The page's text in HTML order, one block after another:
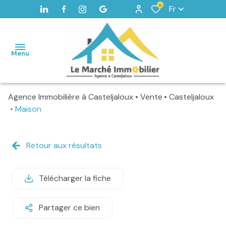
0 Fr
Menu
Accueil
Terrains
Home
Agence Immobilière à Casteljaloux Vente
Casteljaloux
Maison
Retour aux résultats
Télécharger la fiche
Partager ce bien